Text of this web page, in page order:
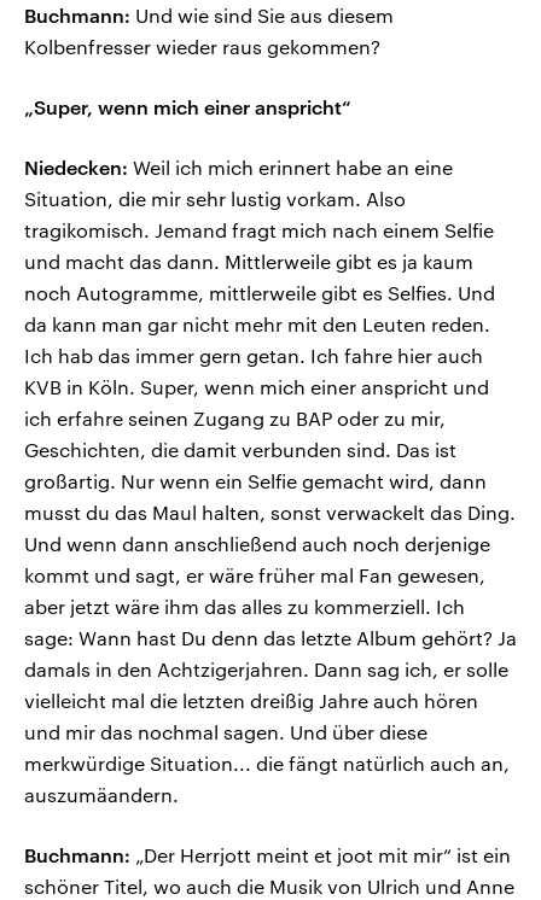
Buchmann: Und wie sind Sie aus diesem
Kolbenfresser wieder raus gekommen?
„Super, wenn mich einer anspricht“
Niedecken: Weil ich mich erinnert habe an eine
Situation, die mir sehr lustig vorkam. Also
tragikomisch. Jemand fragt mich nach einem Selfie
und macht das dann. Mittlerweile gibt es ja kaum
noch Autogramme, mittlerweile gibt es Selfies. Und
da kann man gar nicht mehr mit den Leuten reden.
Ich hab das immer gern getan. Ich fahre hier auch
KVB in Köln. Super, wenn mich einer anspricht und
ich erfahre seinen Zugang zu BAP oder zu mir,
Geschichten, die damit verbunden sind. Das ist
großartig. Nur wenn ein Selfie gemacht wird, dann
musst du das Maul halten, sonst verwackelt das Ding.
Und wenn dann anschließend auch noch derjenige
kommt und sagt, er wäre früher mal Fan gewesen,
aber jetzt wäre ihm das alles zu kommerziell. Ich
sage: Wann hast Du denn das letzte Album gehört? Ja
damals in den Achtzigerjahren. Dann sag ich, er solle
vielleicht mal die letzten dreißig Jahre auch hören
und mir das nochmal sagen. Und über diese
merkwürdige Situation... die fängt natürlich auch an,
auszumäandern.
Buchmann: „Der Herrjott meint et joot mit mir“ ist ein
schöner Titel, wo auch die Musik von Ulrich und Anne